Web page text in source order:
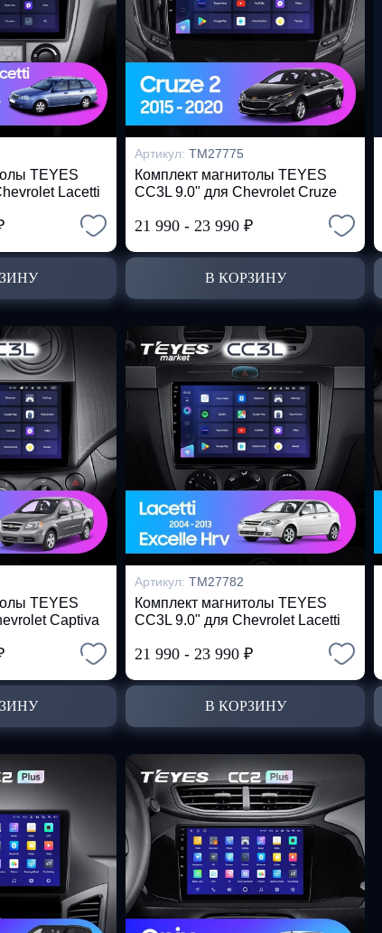
TEYES
Lacetti
Артикул: TM27775
Комплект магнитолы TEYES
CC3L 9.0" для Chevrolet Cruze
21 990 - 23 990 ₽
В КОРЗИНУ
TEYES
Captiva
Артикул: TM27782
Комплект магнитолы TEYES
CC3L 9.0" для Chevrolet Lacetti
21 990 - 23 990 ₽
В КОРЗИНУ